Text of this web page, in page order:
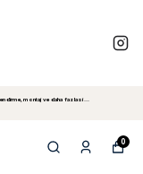
montaj ve daha fazlasi...
0